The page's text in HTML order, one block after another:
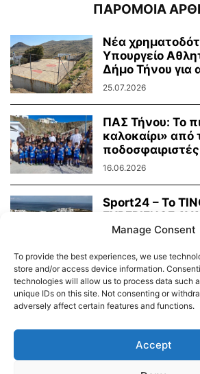
ΠΑΡΟΜΟΙΑ
Νέα
Υπουργείο
Δήμο Τήνου για
25.07.2026
ΠΑΣ Τήνου: Το
καλοκαίρι» από
ποδοσφαιριστές
16.06.2026
Sport24 – To
EXPERIENCE
απέδειξε ότι η...
Δημοτικό Λιμενικό Ταμείο Τήνου –
Manage Consent
To provide the best experiences, we use
store and/or access device information.
technologies will allow us to process data such
unique IDs on this site. Not consenting or
adversely affect certain features and functions.
Accept